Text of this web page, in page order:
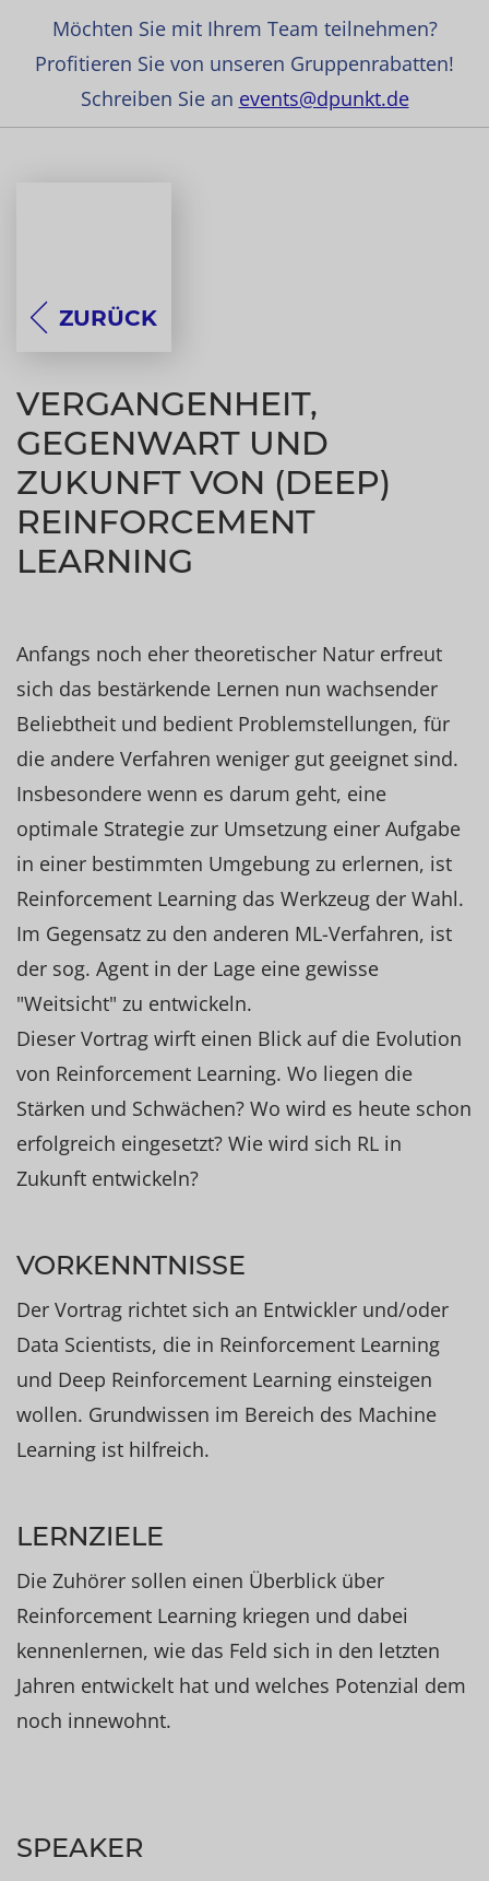
Möchten Sie mit Ihrem Team teilnehmen?
Profitieren Sie von unseren Gruppenrabatten!
Schreiben Sie an events@dpunkt.de
ZURÜCK
VERGANGENHEIT,
GEGENWART UND
ZUKUNFT VON (DEEP)
REINFORCEMENT
LEARNING
Anfangs noch eher theoretischer Natur erfreut
sich das bestärkende Lernen nun wachsender
Beliebtheit und bedient Problemstellungen, für
die andere Verfahren weniger gut geeignet sind.
Insbesondere wenn es darum geht, eine
optimale Strategie zur Umsetzung einer Aufgabe
in einer bestimmten Umgebung zu erlernen, ist
Reinforcement Learning das Werkzeug der Wahl.
Im Gegensatz zu den anderen ML-Verfahren, ist
der sog. Agent in der Lage eine gewisse
"Weitsicht" zu entwickeln.
Dieser Vortrag wirft einen Blick auf die Evolution
von Reinforcement Learning. Wo liegen die
Stärken und Schwächen? Wo wird es heute schon
erfolgreich eingesetzt? Wie wird sich RL in
Zukunft entwickeln?
VORKENNTNISSE
Der Vortrag richtet sich an Entwickler und/oder
Data Scientists, die in Reinforcement Learning
und Deep Reinforcement Learning einsteigen
wollen. Grundwissen im Bereich des Machine
Learning ist hilfreich.
LERNZIELE
Die Zuhörer sollen einen Überblick über
Reinforcement Learning kriegen und dabei
kennenlernen, wie das Feld sich in den letzten
Jahren entwickelt hat und welches Potenzial dem
noch innewohnt.
SPEAKER